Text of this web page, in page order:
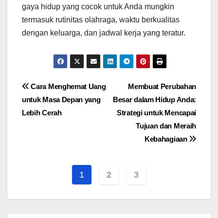
gaya hidup yang cocok untuk Anda mungkin
termasuk rutinitas olahraga, waktu berkualitas
dengan keluarga, dan jadwal kerja yang teratur.
Navigasi
pos
Membuat Perubahan
Besar dalam Hidup Anda:
Strategi untuk Mencapai
Tujuan dan Meraih
Kebahagiaan
Cara Menghemat Uang
untuk Masa Depan yang
Lebih Cerah
1 2 3